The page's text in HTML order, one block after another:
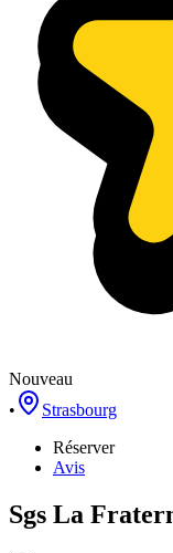
Nouveau
•
Strasbourg
Réserver
Avis
Sgs La